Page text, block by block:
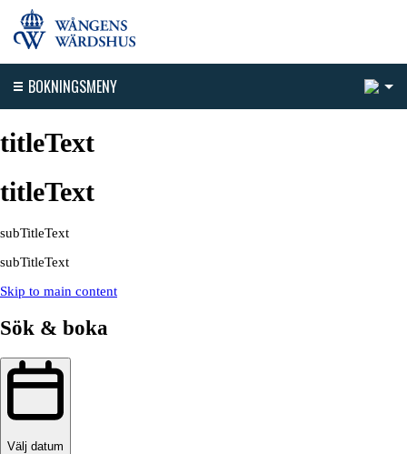
BOKNINGSMENY
titleText
titleText
subTitleText
subTitleText
Skip to main content
Sök & boka
Välj datum